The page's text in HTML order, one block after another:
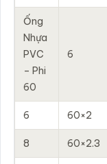
Ống
Nhựa
PVC
– Phi
60
6
6 60×2
8 60×2.3